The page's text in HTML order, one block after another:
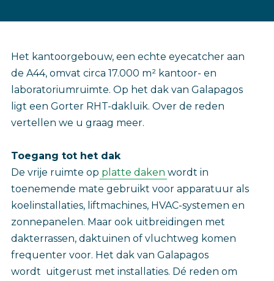
Het kantoorgebouw, een echte eyecatcher aan
de A44, omvat circa 17.000 m² kantoor- en
laboratoriumruimte. Op het dak van Galapagos
ligt een Gorter RHT-dakluik. Over de reden
vertellen we u graag meer.
Toegang tot het dak
De vrije ruimte op platte daken wordt in
toenemende mate gebruikt voor apparatuur als
koelinstallaties, liftmachines, HVAC-systemen en
zonnepanelen. Maar ook uitbreidingen met
dakterrassen, daktuinen of vluchtweg komen
frequenter voor. Het dak van Galapagos
wordt uitgerust met installaties. Dé reden om